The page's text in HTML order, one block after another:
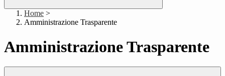
Home >
Amministrazione Trasparente
Amministrazione Trasparente